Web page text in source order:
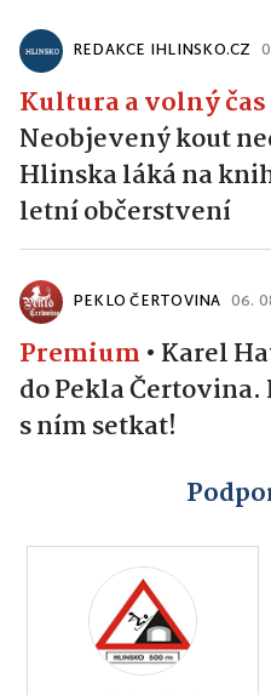
REDAKCE IHLINSKO.CZ
Kultura a volný čas
Neobjevený kout
Hlinska láká na
letní občerstvení
PEKLO ČERTOVINA 06.
Premium • Karel
do Pekla Čertovina.
s ním setkat!